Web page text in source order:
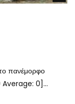
πανέμορφο
0]...